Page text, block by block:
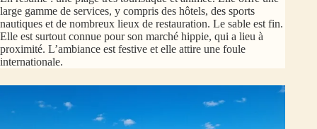
large gamme de services, y compris des hôtels, des sports
nautiques et de nombreux lieux de restauration. Le sable est fin.
Elle est surtout connue pour son marché hippie, qui a lieu à
proximité. L’ambiance est festive et elle attire une foule
internationale.